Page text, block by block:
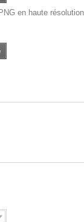
en haute résolution